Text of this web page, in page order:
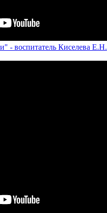
- воспитатель Киселева Е.Н.